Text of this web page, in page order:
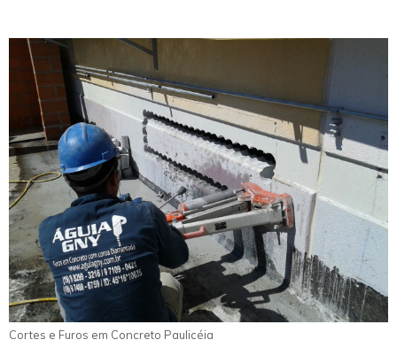
Cortes e Furos em Concreto Paulicéia